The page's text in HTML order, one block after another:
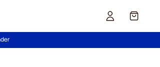
Cart